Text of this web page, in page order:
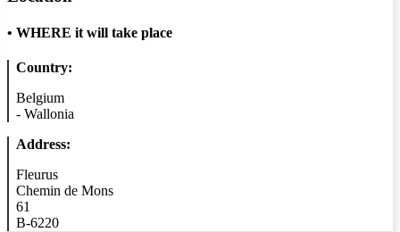
• WHERE it will take place
Country:
Belgium
- Wallonia
Address:
Fleurus
Chemin de Mons
61
B-6220